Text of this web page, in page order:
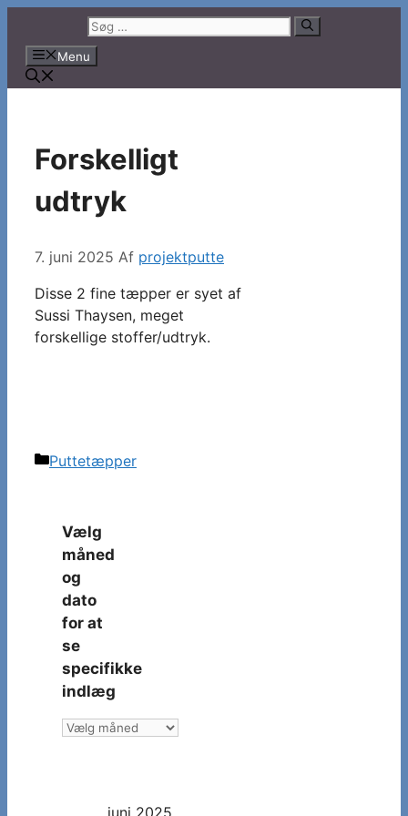
indhold
Søg
efter:
Menu
Forskelligt
udtryk
7. juni 2025 Af projektputte
Disse 2 fine tæpper er syet af
Sussi Thaysen, meget
forskellige stoffer/udtryk.
Kategorier
Puttetæpper
Vælg
måned
og
dato
for at
se
specifikke
indlæg
Vælg